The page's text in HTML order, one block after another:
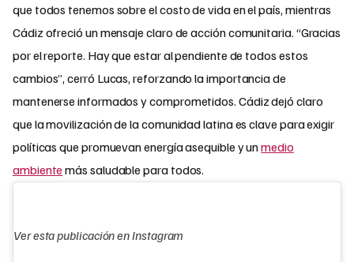
que todos tenemos sobre el costo de vida en el país, mientras
Cádiz ofreció un mensaje claro de acción comunitaria. “Gracias
por el reporte. Hay que estar al pendiente de todos estos
cambios”, cerró Lucas, reforzando la importancia de
mantenerse informados y comprometidos. Cádiz dejó claro
que la movilización de la comunidad latina es clave para exigir
políticas que promuevan energía asequible y unmedio
ambiente más saludable para todos.
Ver esta publicación en Instagram